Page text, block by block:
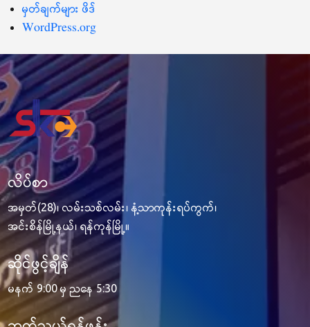
မှတ်ချက်များ ဖိဒ်
WordPress.org
လိပ်စာ
အမှတ်(28)၊ လမ်းသစ်လမ်း၊ နံ့သာကုန်းရပ်ကွက်၊
အင်းစိန်မြို့နယ်၊ ရန်ကုန်မြို့။
ဆိုင်ဖွင့်ချိန်
မနက် 9:00 မှ ညနေ 5:30